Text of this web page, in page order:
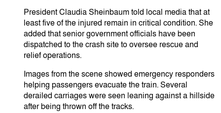
President Claudia Sheinbaum told local media that at
least five of the injured remain in critical condition. She
added that senior government officials have been
dispatched to the crash site to oversee rescue and
relief operations.
Images from the scene showed emergency responders
helping passengers evacuate the train. Several
derailed carriages were seen leaning against a hillside
after being thrown off the tracks.